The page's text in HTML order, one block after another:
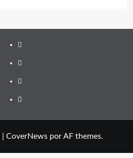
Twitter
YouTube
Telegram
Facebook
CoverNews por AF themes.